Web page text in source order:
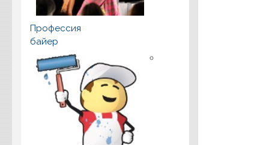
Профессия
байер